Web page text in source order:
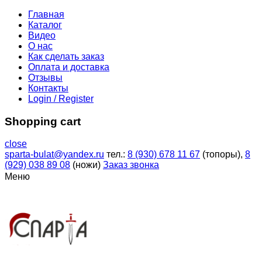
Главная
Каталог
Видео
О нас
Как сделать заказ
Оплата и доставка
Отзывы
Контакты
Login / Register
Shopping cart
close
sparta-bulat@yandex.ru тел.: 8 (930) 678 11 67 (топоры), 8
(929) 038 89 08 (ножи) Заказ звонка
Меню